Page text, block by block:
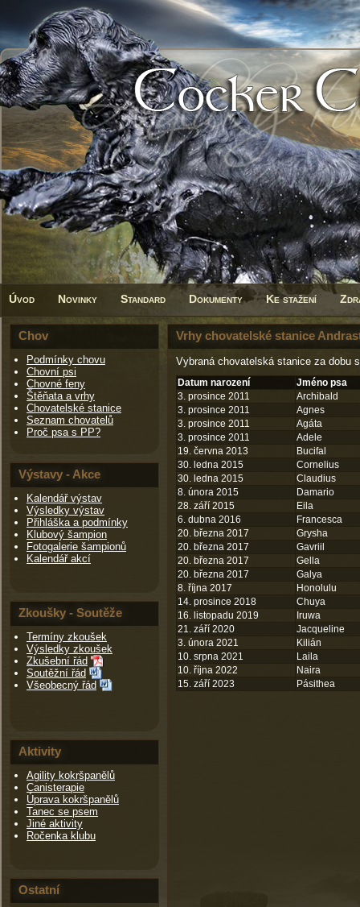
Úvod Novinky Standard Dokumenty Ke stažení
Chov
Podmínky chovu
Chovní psi
Chovné feny
Štěňata a vrhy
Chovatelské stanice
Seznam chovatelů
Proč psa s PP?
Výstavy - Akce
Kalendář výstav
Výsledky výstav
Přihláška a podmínky
Klubový šampion
Fotogalerie šampionů
Kalendář akcí
Zkoušky - Soutěže
Termíny zkoušek
Výsledky zkoušek
Zkušební řád
Soutěžní řád
Všeobecný řád
Aktivity
Agility kokršpanělů
Canisterapie
Úprava kokršpanělů
Tanec se psem
Jiné aktivity
Ročenka klubu
Ostatní
Vrhy chovatelské stanice
Vybraná chovatelská stanice za dobu
Datum narození
Jméno psa
3. prosince 2011
Archibald
3. prosince 2011
Agnes
3. prosince 2011
Agáta
3. prosince 2011
Adele
19. června 2013
Bucifal
30. ledna 2015
Cornelius
30. ledna 2015
Claudius
8. února 2015
Damario
28. září 2015
Eila
6. dubna 2016
Francesca
20. března 2017
Grysha
20. března 2017
Gavriil
20. března 2017
Gella
20. března 2017
Galya
8. října 2017
Honolulu
14. prosince 2018
Chuya
16. listopadu 2019
Iruwa
21. září 2020
Jacqueline
3. února 2021
Kilián
10. srpna 2021
Laila
10. října 2022
Naira
15. září 2023
Pásithea